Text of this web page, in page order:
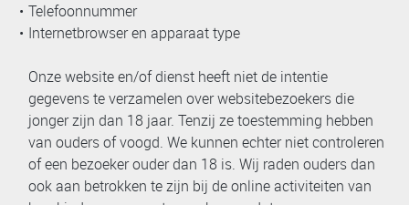
Telefoonnummer
Internetbrowser en apparaat type
Onze website en/of dienst heeft niet de intentie
gegevens te verzamelen over websitebezoekers die
jonger zijn dan 18 jaar. Tenzij ze toestemming hebben
van ouders of voogd. We kunnen echter niet controleren
of een bezoeker ouder dan 18 is. Wij raden ouders dan
ook aan betrokken te zijn bij de online activiteiten van